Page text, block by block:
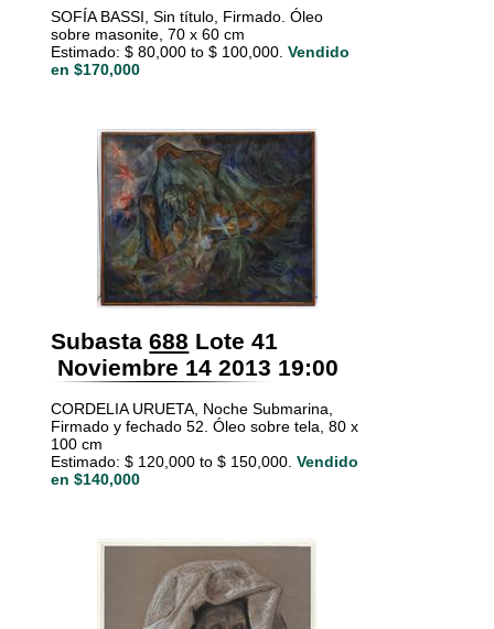
SOFÍA BASSI, Sin título, Firmado. Óleo
sobre masonite, 70 x 60 cm
Estimado: $ 80,000 to $ 100,000. Vendido
en $170,000
Subasta 688 Lote 41
Noviembre 14 2013 19:00
CORDELIA URUETA, Noche Submarina,
Firmado y fechado 52. Óleo sobre tela, 80 x
100 cm
Estimado: $ 120,000 to $ 150,000. Vendido
en $140,000